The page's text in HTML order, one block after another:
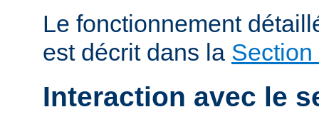
Le fonctionnement
est décrit dans la
Interaction avec le